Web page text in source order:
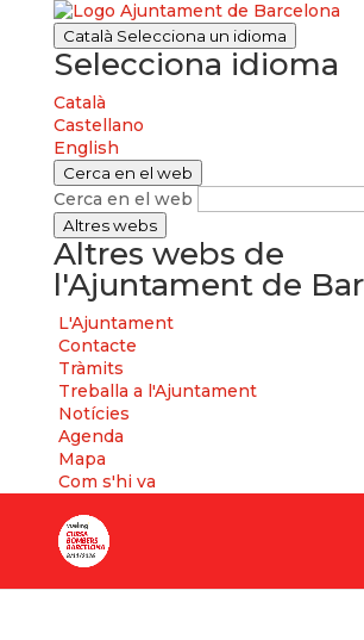
Català Selecciona un idioma
Selecciona idioma
Català
Castellano
English
Cerca en el web
Cerca en el web
Altres webs
Altres webs de
l'Ajuntament de
L'Ajuntament
Contacte
Tràmits
Treballa a l'Ajuntament
Notícies
Agenda
Mapa
Com s'hi va